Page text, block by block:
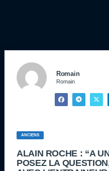
Romain
Romain
ANCIENS
ALAIN ROCHE : “A
POSEZ LA